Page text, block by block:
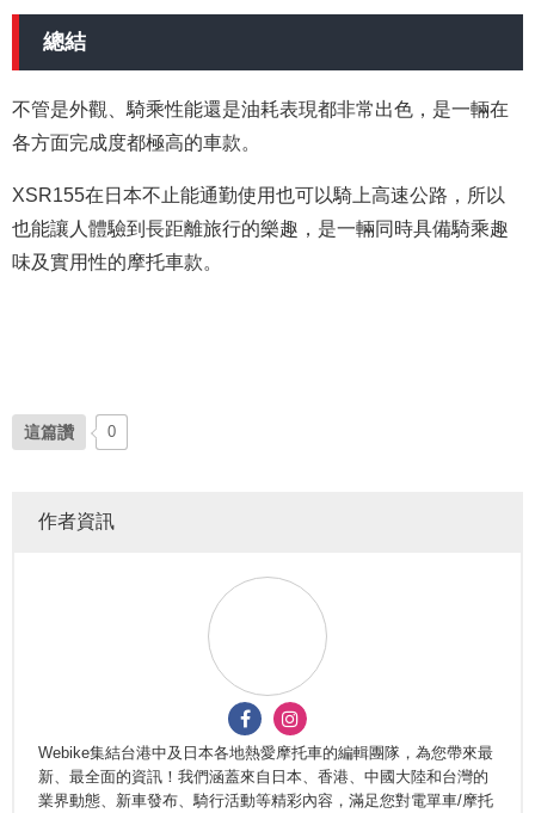
總結
不管是外觀、騎乘性能還是油耗表現都非常出色，是一輛在
各方面完成度都極高的車款。
XSR155在日本不止能通勤使用也可以騎上高速公路，所以
也能讓人體驗到長距離旅行的樂趣，是一輛同時具備騎乘趣
味及實用性的摩托車款。
這篇讚 0
作者資訊
Webike集結台港中及日本各地熱愛摩托車的編輯團隊，為您帶來最
新、最全面的資訊！我們涵蓋來自日本、香港、中國大陸和台灣的
業界動態、新車發布、騎行活動等精彩內容，滿足您對電單車/摩托